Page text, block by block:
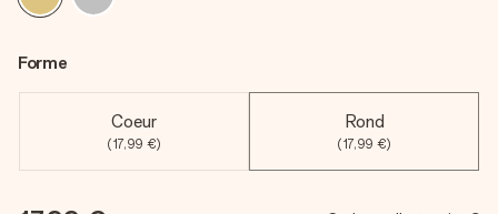
Forme
Coeur
(17,99 €)
Rond
(17,99 €)